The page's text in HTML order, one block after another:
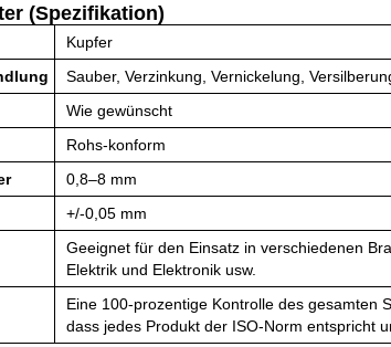
(Spezifikation)
Kupfer
Sauber, Verzinkung, Vernickelung,
Wie gewünscht
Rohs-konform
0,8–8 mm
+/-0,05 mm
Geeignet für den Einsatz in verschiedenen
Elektrik und Elektronik usw.
Eine 100-prozentige Kontrolle des gesamten
dass jedes Produkt der ISO-Norm entspricht